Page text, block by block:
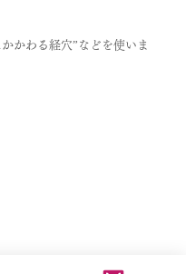
かわる経穴”などを使いま